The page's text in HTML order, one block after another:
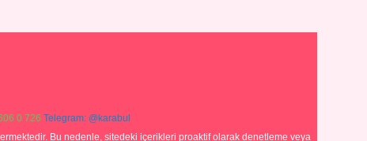
0 726 Telegram: @karabul
Bu nedenle, sitedeki içerikleri proaktif olarak denetleme veya